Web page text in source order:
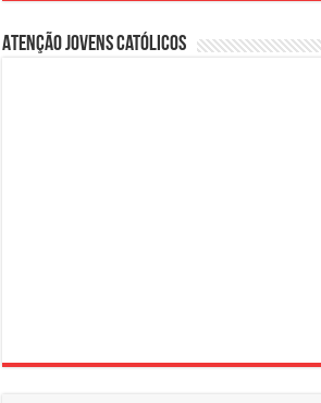
Atenção Jovens Católicos